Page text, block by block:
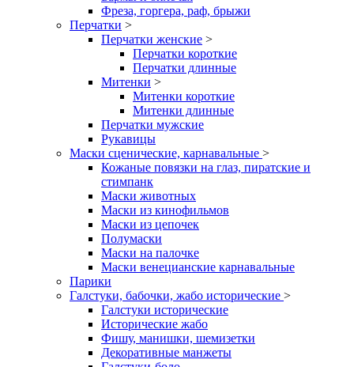
Фреза, горгера, раф, брыжи
Перчатки >
Перчатки женские >
Перчатки короткие
Перчатки длинные
Митенки >
Митенки короткие
Митенки длинные
Перчатки мужские
Рукавицы
Маски сценические, карнавальные >
Кожаные повязки на глаз, пиратские и
стимпанк
Маски животных
Маски из кинофильмов
Маски из цепочек
Полумаски
Маски на палочке
Маски венецианские карнавальные
Парики
Галстуки, бабочки, жабо исторические >
Галстуки исторические
Исторические жабо
Фишу, манишки, шемизетки
Декоративные манжеты